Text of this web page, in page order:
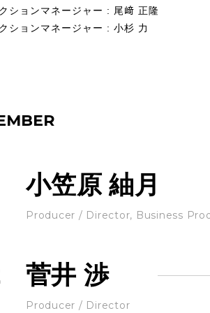
ションマネージャー : 尾﨑 正隆
ションマネージャー : 小杉 力
小笠原 紬月
Producer / Director, Business
菅井 渉
Producer / Director